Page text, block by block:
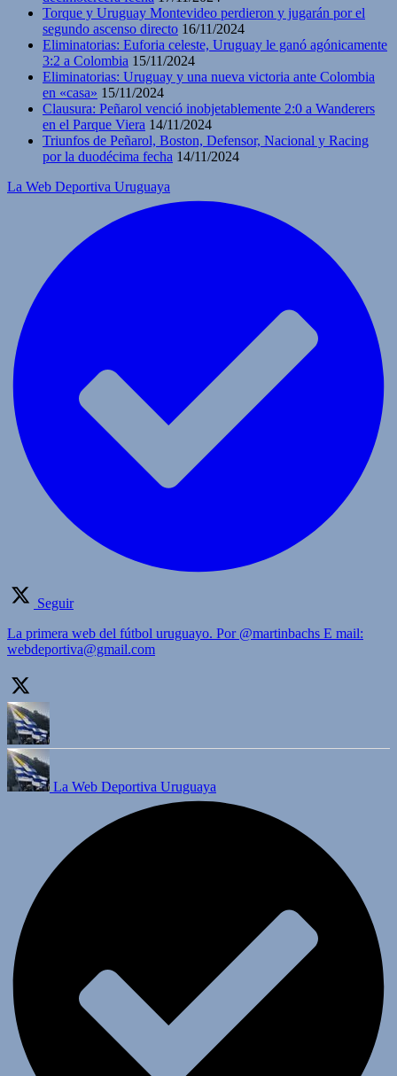
Torque y Uruguay Montevideo perdieron y jugarán por el
segundo ascenso directo 16/11/2024
Eliminatorias: Euforia celeste, Uruguay le ganó agónicamente
3:2 a Colombia 15/11/2024
Eliminatorias: Uruguay y una nueva victoria ante Colombia
en «casa» 15/11/2024
Clausura: Peñarol venció inobjetablemente 2:0 a Wanderers
en el Parque Viera 14/11/2024
Triunfos de Peñarol, Boston, Defensor, Nacional y Racing
por la duodécima fecha 14/11/2024
La Web Deportiva Uruguaya
Seguir
La primera web del fútbol uruguayo. Por @martinbachs E mail:
webdeportiva@gmail.com
La Web Deportiva Uruguaya